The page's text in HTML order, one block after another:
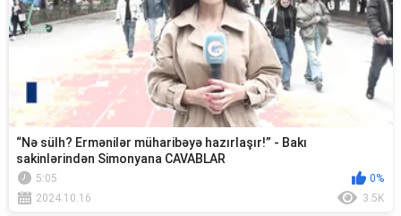
“Nə sülh? Ermənilər müharibəyə hazırlaşır!” - Bakı
sakinlərindən Simonyana CAVABLAR
5:05
0%
2024.10.16
3.5K